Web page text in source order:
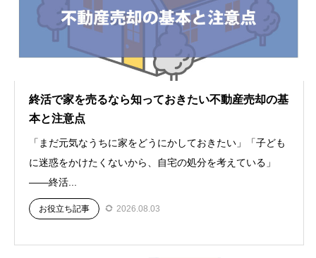
終活で家を売るなら知っておきたい不動産売却の基
本と注意点
「まだ元気なうちに家をどうにかしておきたい」「子ども
に迷惑をかけたくないから、自宅の処分を考えている」
——終活...
お役立ち記事 2026.08.03